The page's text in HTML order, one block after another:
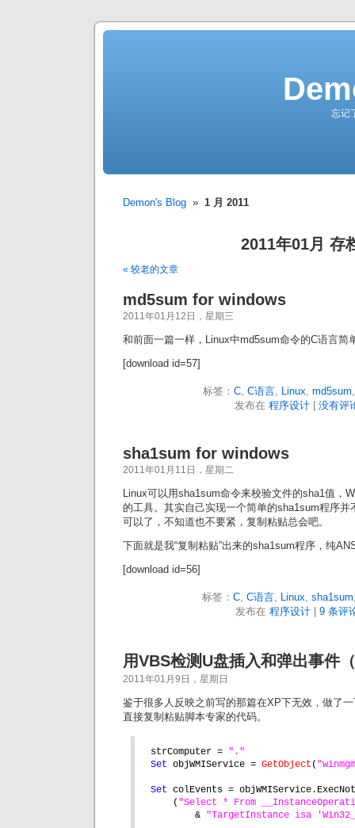
忘记
Demon's Blog » 1 月 2011
2011年01月 存
« 较老的文章
md5sum for windows
2011年01月12日，星期三
和前面一篇一样，Linux中md5sum命令的C语言简
[download id=57]
标签： C, C语言, Linux, md5sum
发布在 程序设计| 没有评
sha1sum for windows
2011年01月11日，星期二
Linux可以用sha1sum命令来校验文件的sha1值，
的工具。其实自己实现一个简单的sha1sum程序
可以了，不知道也不要紧，复制粘贴总会吧。
下面就是我“复制粘贴”出来的sha1sum程序，纯
[download id=56]
标签： C, C语言, Linux, sha1sum
发布在 程序设计| 9 条评
用VBS检测U盘插入和弹出事件
2011年01月9日，星期日
鉴于很多人反映之前写的那篇在XP下无效，做了
直接复制粘贴脚本专家的代码。
strComputer = "."
Set objWMIService = GetObject (
Set colEvents =
( "Select * From
& "TargetInstance isa